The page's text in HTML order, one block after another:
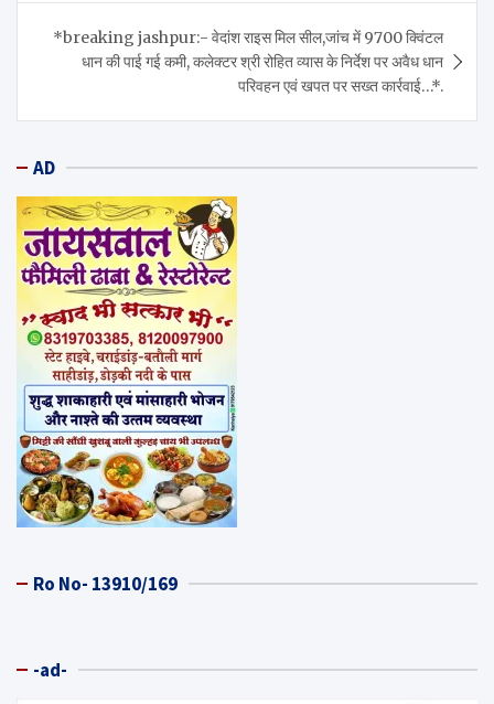
*breaking jashpur:- वेदांश राइस मिल सील,जांच में 9700 क्विंटल
धान की पाई गई कमी, कलेक्टर श्री रोहित व्यास के निर्देश पर अवैध धान
परिवहन एवं खपत पर सख्त कार्रवाई…*.
AD
Ro No- 13910/169
-ad-